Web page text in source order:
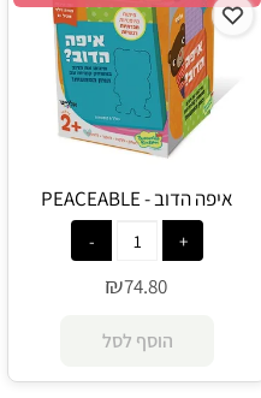
איפה הדוב - PEACEABLE
KINGDOM
₪74.80
הוסף לסל